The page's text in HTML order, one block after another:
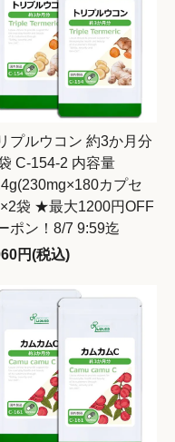
プルウコン 約3か月分
C-154-2 内容量
カプセ
袋 ★最大1200円OFF
ポン！8/7 9:59迄
円(税込)